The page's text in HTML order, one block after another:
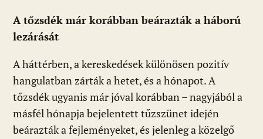
A tőzsdék már korábban beárazták a háború
lezárását
A háttérben, a kereskedések különösen pozitív
hangulatban zárták a hetet, és a hónapot. A
tőzsdék ugyanis már jóval korábban – nagyjából a
másfél hónapja bejelentett tűzszünet idején
beárazták a fejleményeket, és jelenleg a közelgő